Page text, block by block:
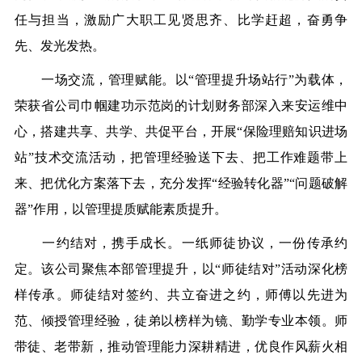
任与担当，激励广大职工见贤思齐、比学赶超，奋勇争
先、发光发热。
一场交流，管理赋能。以“管理提升场站行”为载体，
荣获省公司巾帼建功示范岗的计划财务部深入来安运维中
心，搭建共享、共学、共促平台，开展“保险理赔知识进场
站”技术交流活动，把管理经验送下去、把工作难题带上
来、把优化方案落下去，充分发挥“经验转化器”“问题破解
器”作用，以管理提质赋能素质提升。
一约结对，携手成长。一纸师徒协议，一份传承约
定。该公司聚焦本部管理提升，以“师徒结对”活动深化榜
样传承。师徒结对签约、共立奋进之约，师傅以先进为
范、倾授管理经验，徒弟以榜样为镜、勤学专业本领。师
带徒、老带新，推动管理能力深耕精进，优良作风薪火相